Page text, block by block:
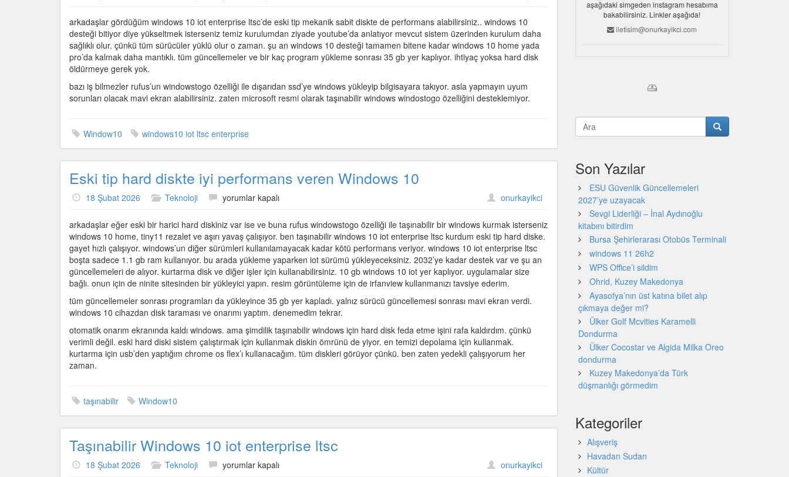
iot
enterprise
ltsc
izlenimlerim
arkadaşlar gördüğüm windows 10 iot enterprise ltsc’de eski tip mekanik sabit diskte de performans alabilirsiniz.. windows 10
desteği bitiyor diye yükseltmek isterseniz temiz kurulumdan ziyade youtube’da anlatıyor mevcut sistem üzerinden kurulum daha
sağlıklı olur. çünkü tüm sürücüler yüklü olur o zaman. şu an windows 10 desteği tamamen bitene kadar windows 10 home yada
pro’da kalmak daha mantıklı. tüm güncellemeler ve bir kaç program yükleme sonrası 35 gb yer kaplıyor. ihtiyaç yoksa hard disk
öldürmeye gerek yok.
bazı iş bilmezler rufus’un windowstogo özelliği ile dışarıdan ssd’ye windows yükleyip bilgisayara takıyor. asla yapmayın uyum
sorunları olacak mavi ekran alabilirsiniz. zaten microsoft resmi olarak taşınabilir windows windostogo özelliğini desteklemiyor.
Window10 windows10 iot ltsc enterprise
Eski tip hard diskte iyi performans veren Windows 10
18 Şubat 2026 Teknoloji
Eski
hard
diskte
iyi
performans
veren
Windows
için
yorumlar kapalı onurkayikci
arkadaşlar eğer eski bir harici hard diskiniz var ise ve buna rufus windowstogo özelliği ile taşınabilir bir windows kurmak isterseniz
windows 10 home, tiny11 rezalet ve aşırı yavaş çalışıyor. ben taşınabilir windows 10 iot enterprise ltsc kurdum eski tip hard diske.
gayet hızlı çalışıyor. windows’un diğer sürümleri kullanılamayacak kadar kötü performans veriyor. windows 10 iot enterprise ltsc
boşta sadece 1.1 gb ram kullanıyor. bu arada yükleme yaparken iot sürümü yükleyeceksiniz. 2032’ye kadar destek var ve şu an
güncellemeleri de alıyor. kurtarma disk ve diğer işler için kullanabilirsiniz. 10 gb windows 10 iot yer kaplıyor. uygulamalar size
bağlı. onun için de ninite sitesinden bir yükleyici yapın. resim görüntüleme için de irfanview kullanmanızı tavsiye ederim.
tüm güncellemeler sonrası programları da yükleyince 35 gb yer kapladı. yalnız sürücü güncellemesi sonrası mavi ekran verdi.
windows 10 cihazdan disk taraması ve onarımı yaptım. denemedim tekrar.
otomatik onarım ekranında kaldı windows. ama şimdilik taşınabilir windows için hard disk feda etme işini rafa kaldırdım. çünkü
verimli değil. eski hard diski sistem çalıştırmak için kullanmak diskin ömrünü de yiyor. en temizi depolama için kullanmak.
kurtarma için usb’den yaptığım chrome os flex’ı kullanacağım. tüm diskleri görüyor çünkü. ben zaten yedekli çalışıyorum her
zaman.
taşınabilir Window10
Taşınabilir Windows 10 iot enterprise ltsc
18 Şubat 2026 Teknoloji
Taşınabilir
yorumlar kapalı onurkayikci
aşağıdaki simgeden instagram hesabıma
bakabilirsiniz. Linkler aşağıda!
iletisim@onurkayikci.com
Son Yazılar
ESU Güvenlik Güncellemeleri
2027’ye uzayacak
Sevgi Liderliği – İnal Aydınoğlu
kitabını bitirdim
Bursa Şehirlerarası Otobüs Terminali
windows 11 26h2
WPS Office’i sildim
Ohrid, Kuzey Makedonya
Ayasofya’nın üst katına bilet alıp
çıkmaya değer mi?
Ülker Golf Mcvities Karamelli
Dondurma
Ülker Cocostar ve Algida Milka Oreo
dondurma
Kuzey Makedonya’da Türk
düşmanlığı görmedim
Kategoriler
Alışveriş
Havadan Sudan
Kültür